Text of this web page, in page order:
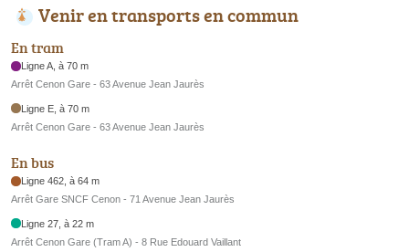
Venir en transports en commun
En tram
Ligne A, à 70 m
Arrêt Cenon Gare - 63 Avenue Jean Jaurès
Ligne E, à 70 m
Arrêt Cenon Gare - 63 Avenue Jean Jaurès
En bus
Ligne 462, à 64 m
Arrêt Gare SNCF Cenon - 71 Avenue Jean Jaurès
Ligne 27, à 22 m
Arrêt Cenon Gare (Tram A) - 8 Rue Edouard Vaillant